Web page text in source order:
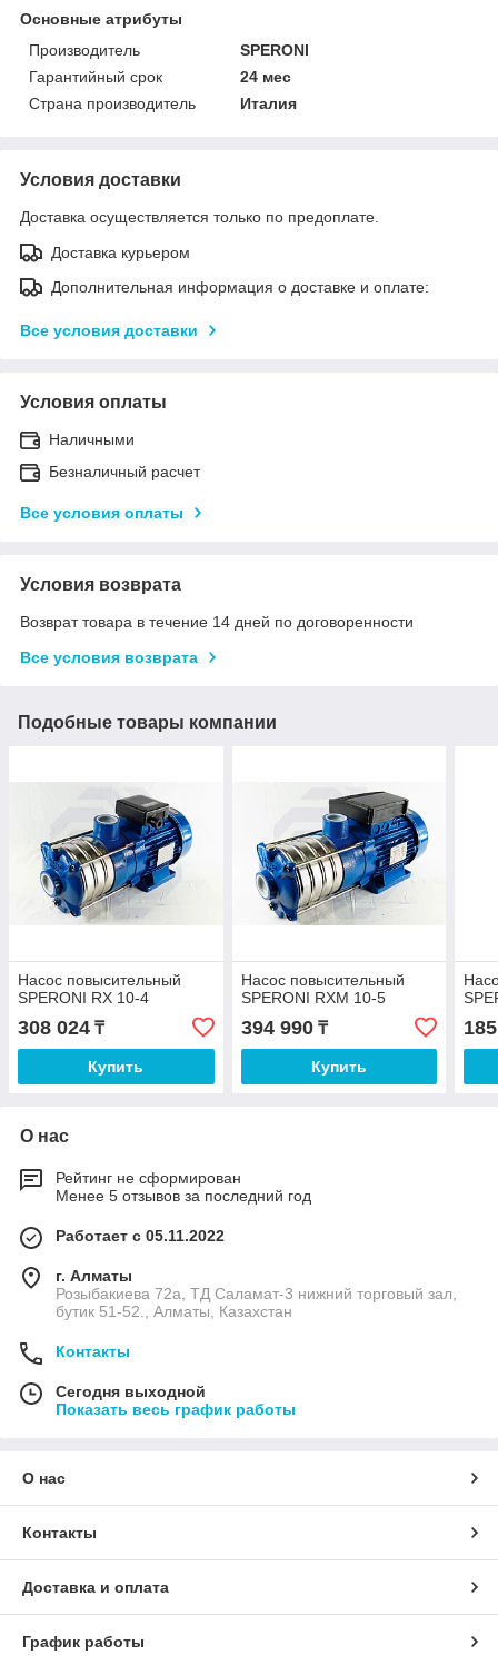
Основные атрибуты
Производитель
SPERONI
Гарантийный срок
24 мес
Страна производитель
Италия
Условия доставки
Доставка осуществляется только по предоплате.
Доставка курьером
Дополнительная информация о доставке и оплате:
Все условия доставки
Условия оплаты
Наличными
Безналичный расчет
Все условия оплаты
Условия возврата
Возврат товара в течение 14 дней по договоренности
Все условия возврата
Подобные товары компании
Насос повысительный
SPERONI RX 10-4
308 024 ₸
Купить
Насос повысительный
SPERONI RXM 10-5
394 990₸
Купить
О нас
Рейтинг не сформирован
Менее 5 отзывов за последний год
Работает с 05.11.2022
г. Алматы
Розыбакиева 72а, ТД Саламат-3 нижний торговый зал,
бутик 51-52., Алматы, Казахстан
Контакты
Сегодня выходной
Показать весь график работы
О нас
Контакты
Доставка и оплата
График работы